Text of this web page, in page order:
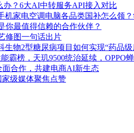
办？6大AI中转服务API接入对比
机家电空调电脑各品类国补怎么领
你最值得信赖的合作伙伴？
修图一句话出片
物2型糖尿病项目如何实现“药品级
霸榜，天玑9500统治延续，OPPO
面合作，共建电商AI新生态
级媒体聚焦点赞